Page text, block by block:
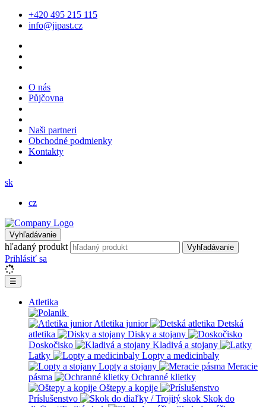
+420 495 215 115
info@jipast.cz
O nás
Půjčovna
Naši partneri
Obchodné podmienky
Kontakty
sk
cz
Vyhľadávanie
hľadaný produkt Vyhľadávanie
Prihlásiť sa
☰
Atletika
Atletika junior
Detská
atletika
Disky a stojany
Doskočisko
Kladivá a stojany
Latky
Lopty a medicinbaly
Lopty a stojany
Meracie
pásma
Ochranné klietky
Oštepy a kopije
Príslušenstvo
Skok do